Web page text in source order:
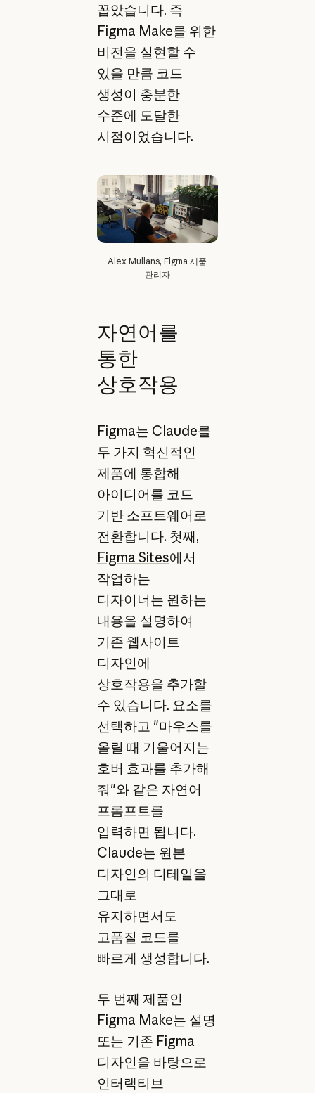
꼽았습니다. 즉
Figma Make를 위한
비전을 실현할 수
있을 만큼 코드
생성이 충분한
수준에 도달한
시점이었습니다.
Alex Mullans, Figma 제품
관리자
자연어를
통한
상호작용
Figma는 Claude를
두 가지 혁신적인
제품에 통합해
아이디어를 코드
기반 소프트웨어로
전환합니다. 첫째,
Figma Sites에서
작업하는
디자이너는 원하는
내용을 설명하여
기존 웹사이트
디자인에
상호작용을 추가할
수 있습니다. 요소를
선택하고 "마우스를
올릴 때 기울어지는
호버 효과를 추가해
줘"와 같은 자연어
프롬프트를
입력하면 됩니다.
Claude는 원본
디자인의 디테일을
그대로
유지하면서도
고품질 코드를
빠르게 생성합니다.
두 번째 제품인
Figma Make는 설명
또는 기존 Figma
디자인을 바탕으로
인터랙티브